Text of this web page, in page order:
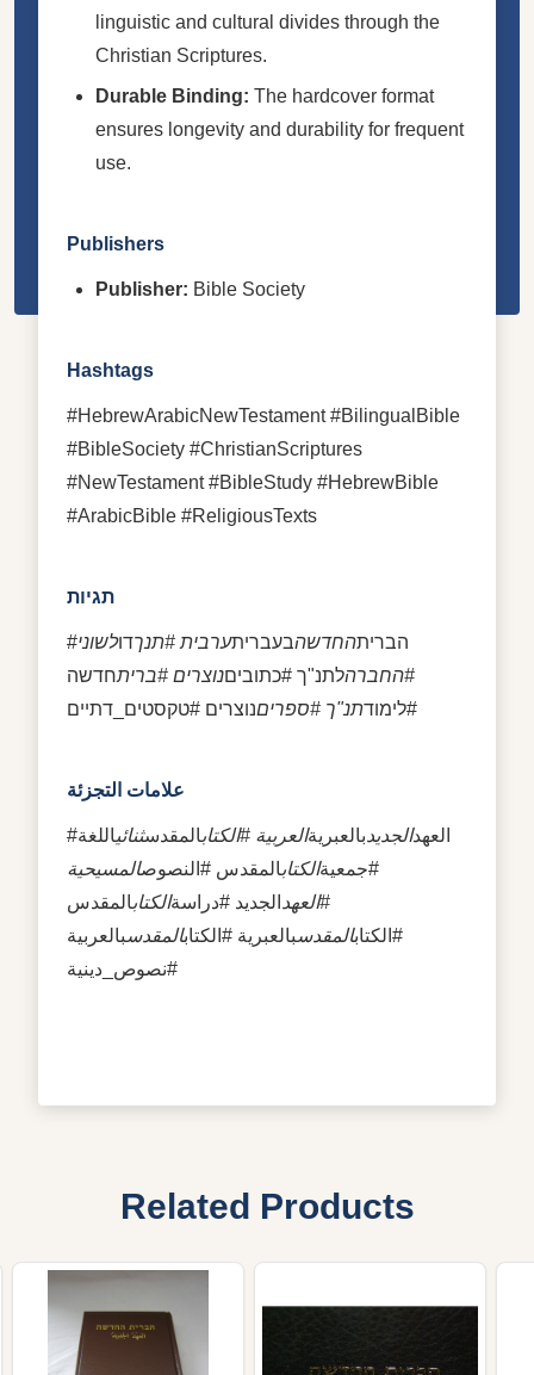
linguistic and cultural divides through the
Christian Scriptures.
Durable Binding: The hardcover format
ensures longevity and durability for frequent
use.
Publishers
Publisher: Bible Society
Hashtags
#HebrewArabicNewTestament #BilingualBible
#BibleSociety #ChristianScriptures
#NewTestament #BibleStudy #HebrewBible
#ArabicBible #ReligiousTexts
תגיות
#הבריתהחדשהבעבריתערבית #תנךדולשוני
#החברהלתנ"ך #כתוביםנוצרים #בריתחדשה
#לימודתנ"ך #ספריםנוצרים #טקסטים_דתיים
علامات التجزئة
#العهدالجديدبالعبريةالعربية #الكتابالمقدسثنائياللغة
#جمعيةالكتابالمقدس #النصوصالمسيحية
#العهد الجديد #دراسةالكتابالمقدس
#الكتابالمقدسبالعبرية #الكتابالمقدسبالعربية
#نصوص_دينية
Related Products